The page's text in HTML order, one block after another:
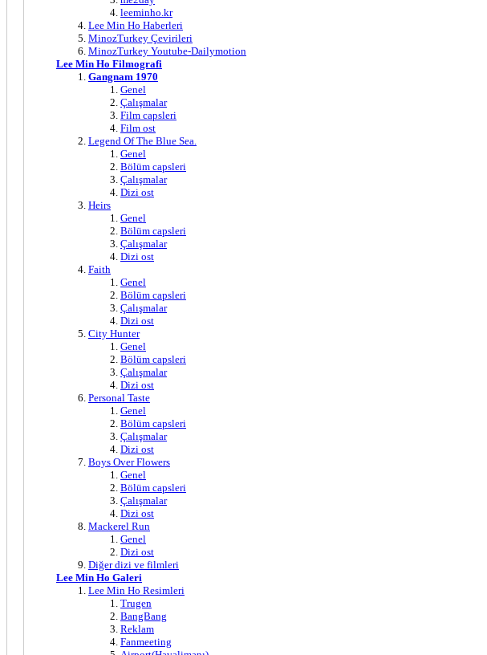
leeminho.kr
Lee Min Ho Haberleri
MinozTurkey Çevirileri
MinozTurkey Youtube-Dailymotion
Lee Min Ho Filmografi
Gangnam 1970
Genel
Çalışmalar
Film capsleri
Film ost
Legend Of The Blue Sea.
Genel
Bölüm capsleri
Çalışmalar
Dizi ost
Heirs
Genel
Bölüm capsleri
Çalışmalar
Dizi ost
Faith
Genel
Bölüm capsleri
Çalışmalar
Dizi ost
City Hunter
Genel
Bölüm capsleri
Çalışmalar
Dizi ost
Personal Taste
Genel
Bölüm capsleri
Çalışmalar
Dizi ost
Boys Over Flowers
Genel
Bölüm capsleri
Çalışmalar
Dizi ost
Mackerel Run
Genel
Dizi ost
Diğer dizi ve filmleri
Lee Min Ho Galeri
Lee Min Ho Resimleri
Trugen
BangBang
Reklam
Fanmeeting